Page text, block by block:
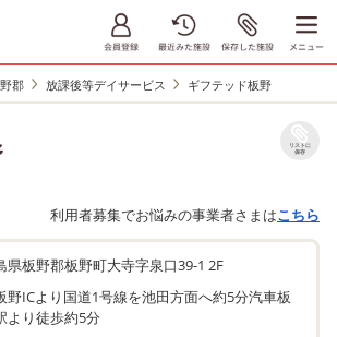
郡 放課後等デイサービス ギフテッド板野
リストに
保存
利用者募集でお悩みの事業者さまはこちら
県板野郡板野町大寺字泉口39-1 2F
野ICより国道1号線を池田方面へ約5分汽車板
より徒歩約5分